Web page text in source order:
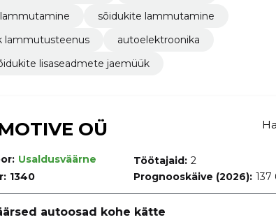
sõidukite lammutamine
lammutusteenus
autoelektroonika
lisaseadmete jaemüük
OÜ
Usaldusväärne
1340
Töötajaid: 2
Prognooskäive (2026):
autoosad kohe kätte